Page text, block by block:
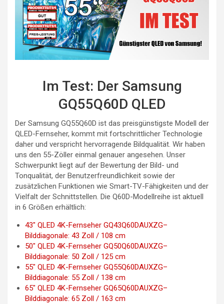
Im Test: Der Samsung
GQ55Q60D QLED
Der Samsung GQ55Q60D ist das preisgünstigste Modell der
QLED-Fernseher, kommt mit fortschrittlicher Technologie
daher und verspricht hervorragende Bildqualität. Wir haben
uns den 55-Zöller einmal genauer angesehen. Unser
Schwerpunkt liegt auf der Bewertung der Bild- und
Tonqualität, der Benutzerfreundlichkeit sowie der
zusätzlichen Funktionen wie Smart-TV-Fähigkeiten und der
Vielfalt der Schnittstellen. Die Q60D-Modellreihe ist aktuell
in 6 Größen erhältlich:
43″ QLED 4K-Fernseher GQ43Q60DAUXZG–
Bilddiagonale: 43 Zoll / 108 cm
50″ QLED 4K-Fernseher GQ50Q60DAUXZG–
Bilddiagonale: 50 Zoll / 125 cm
55″ QLED 4K-Fernseher GQ55Q60DAUXZG–
Bilddiagonale: 55 Zoll / 138 cm
65″ QLED 4K-Fernseher GQ65Q60DAUXZG–
Bilddiagonale: 65 Zoll / 163 cm